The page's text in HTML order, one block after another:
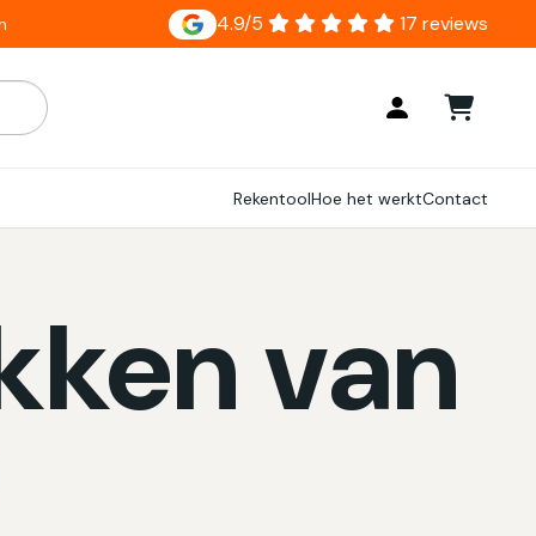
4.9/5 17 reviews
gebruik de pijlen om omhoog en omlaag te gaan
RekentoolHoe het werktContact
van